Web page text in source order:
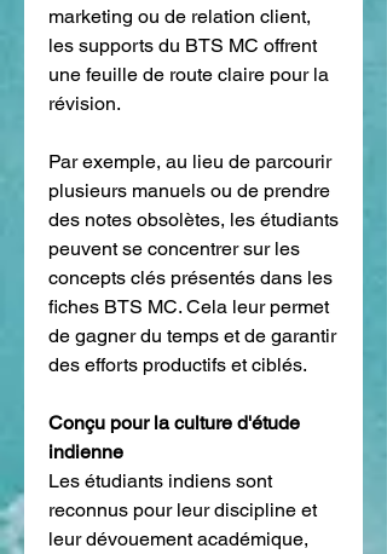
marketing ou de relation client,
les supports du BTS MC offrent
une feuille de route claire pour la
révision.
Par exemple, au lieu de parcourir
plusieurs manuels ou de prendre
des notes obsolètes, les étudiants
peuvent se concentrer sur les
concepts clés présentés dans les
fiches BTS MC. Cela leur permet
de gagner du temps et de garantir
des efforts productifs et ciblés.
Conçu pour la culture d'étude
indienne
Les étudiants indiens sont
reconnus pour leur discipline et
leur dévouement académique,